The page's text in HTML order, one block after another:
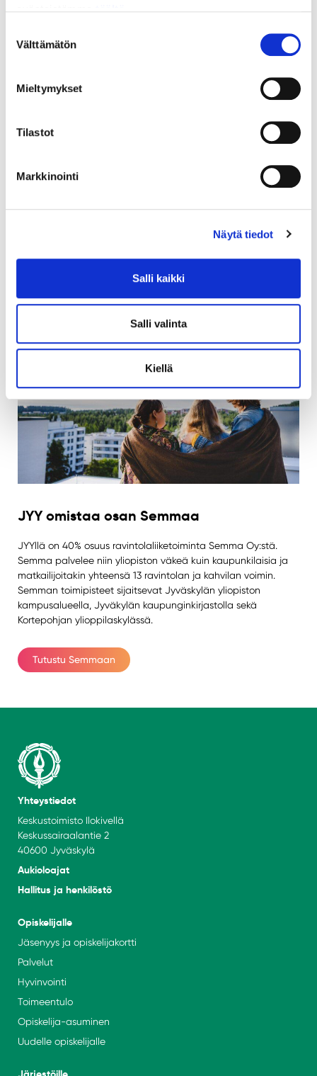
valinta
Välttämätön
Mieltymykset
Tilastot
Markkinointi
Näytä tiedot
Salli kaikki
Salli valinta
Kiellä
Vuosikymmenten kuluessa laajentuneesta toiminnasta
muodostui liiketoimintakokonaisuus, joka kulkee tänä päivänä
Soihtu kehittää palveluita ja
Soihtu kehittää kokonaisia palveluympäristöjä noudattaen
keskiössä ovat hyvinvoivat asukkaat, monipuolinen asumisen
palvelut.
Lue lisää rakennuttamisestamme
JYY omistaa osan Semmaa
JYYllä on 40% osuus ravintolaliiketoiminta Semma Oy:stä.
Semma palvelee niin yliopiston väkeä kuin kaupunkilaisia ja
matkailijoitakin yhteensä 13 ravintolan ja kahvilan voimin.
Semman toimipisteet sijaitsevat Jyväskylän yliopiston
kampusalueella, Jyväkylän kaupunginkirjastolla sekä
Kortepohjan ylioppilaskylässä.
Tutustu Semmaan
Yhteystiedot
Keskustoimisto Ilokivellä
Keskussairaalantie 2
40600 Jyväskylä
Aukioloajat
Hallitus ja henkilöstö
Opiskelijalle
Jäsenyys ja opiskelijakortti
Palvelut
Hyvinvointi
Toimeentulo
Opiskelija-asuminen
Uudelle opiskelijalle